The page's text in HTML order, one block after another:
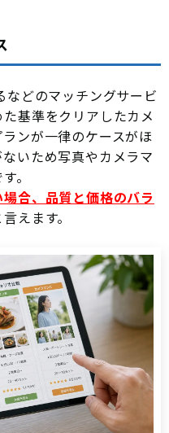
どのマッチングサービ
基準をクリアしたカメ
ンが一律のケースがほ
いため写真やカメラマ
。
合、品質と価格のバラ
言えます。